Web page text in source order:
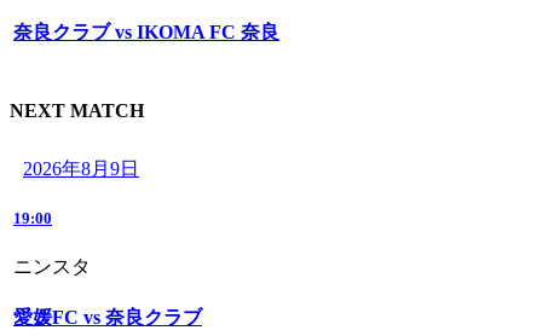
奈良クラブ vs IKOMA FC 奈良
NEXT MATCH
2026年8月9日
19:00
ニンスタ
愛媛FC vs 奈良クラブ